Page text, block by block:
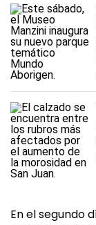
En el segundo